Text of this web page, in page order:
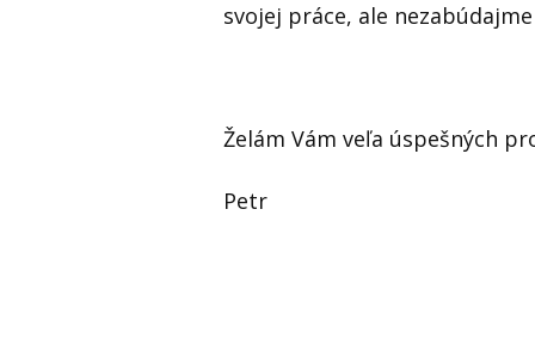
svojej práce, ale
Želám Vám veľa úspešných
Petr